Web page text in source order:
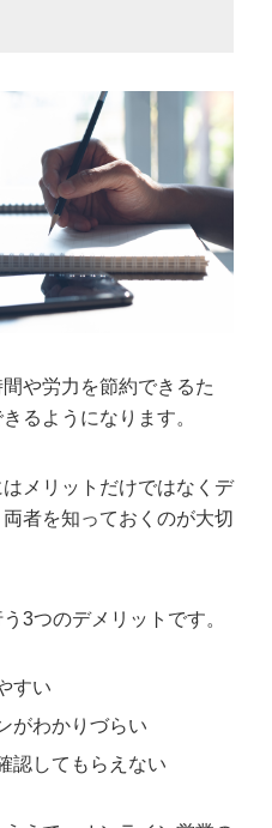
や労力を節約できるた
るようになります。
メリットだけではなくデ
者を知っておくのが大切
3つのデメリットです。
すい
がわかりづらい
認してもらえない